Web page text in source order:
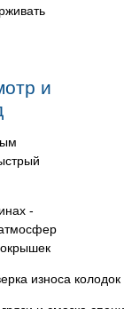
и
-
износа